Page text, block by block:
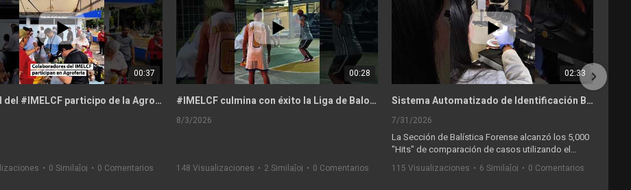
00:37
Personal del #IMELCF participo de la Agroferia del IMA #imelcf_panamá
• 0 Similaĵoj • 0 Comentarios
00:28
#IMELCF culmina con éxito la Liga de Baloncesto Interna Copa Ricardo Yearwood
8/3/2026
148 Visualizaciones • 2 Similaĵoj • 0 Comentarios
02:33
Sistema Automatizado de Identificación Balística
7/31/2026
La Sección de Balística Forense alcanzó los 5,000
"Hits" de comparación de casos utilizando el
Sistema Automatizado de Identificación Balística.
115 Visualizaciones • 6 Similaĵoj • 0 Comentarios